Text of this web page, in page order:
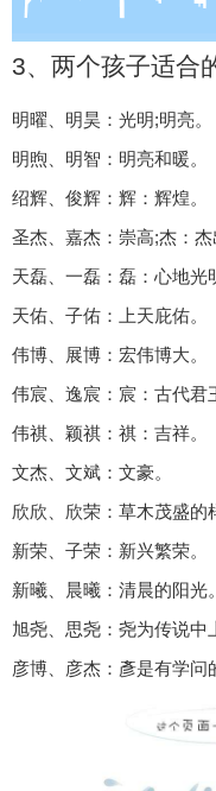
3、两个孩子适合
明曜、明昊：光明;明亮。
明煦、明智：明亮和暖。
绍辉、俊辉：辉：辉煌。
圣杰、嘉杰：崇高;杰：杰
天磊、一磊：磊：心地光
天佑、子佑：上天庇佑。
伟博、展博：宏伟博大。
伟宸、逸宸：宸：古代君
伟祺、颖祺：祺：吉祥。
文杰、文斌：文豪。
欣欣、欣荣：草木茂盛的
新荣、子荣：新兴繁荣。
新曦、晨曦：清晨的阳光。
旭尧、思尧：尧为传说中
彦博、彦杰：彥是有学问